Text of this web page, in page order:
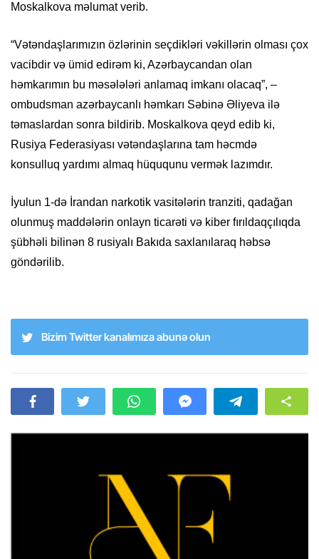
Moskalkova məlumat verib.
“Vətəndaşlarımızın özlərinin seçdikləri vəkillərin olması çox
vacibdir və ümid edirəm ki, Azərbaycandan olan
həmkarımın bu məsələləri anlamaq imkanı olacaq”, –
ombudsman azərbaycanlı həmkarı Səbinə Əliyeva ilə
təmaslardan sonra bildirib. Moskalkova qeyd edib ki,
Rusiya Federasiyası vətəndaşlarına tam həcmdə
konsulluq yardımı almaq hüququnu vermək lazımdır.
İyulun 1-də İrandan narkotik vasitələrin tranziti, qadağan
olunmuş maddələrin onlayn ticarəti və kiber fırıldaqçılıqda
şübhəli bilinən 8 rusiyalı Bakıda saxlanılaraq həbsə
göndərilib.
Bizim Twitter kanalımıza abunə olun